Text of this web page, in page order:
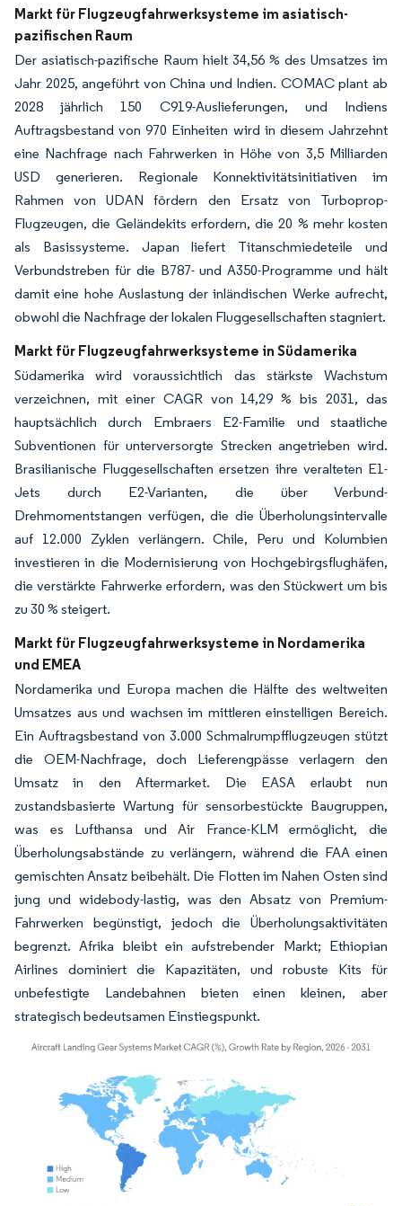
Markt für Flugzeugfahrwerksysteme im asiatisch-
pazifischen Raum
Der asiatisch-pazifische Raum hielt 34,56 % des Umsatzes im
Jahr 2025, angeführt von China und Indien. COMAC plant ab
2028 jährlich 150 C919-Auslieferungen, und Indiens
Auftragsbestand von 970 Einheiten wird in diesem Jahrzehnt
eine Nachfrage nach Fahrwerken in Höhe von 3,5 Milliarden
USD generieren. Regionale Konnektivitätsinitiativen im
Rahmen von UDAN fördern den Ersatz von Turboprop-
Flugzeugen, die Geländekits erfordern, die 20 % mehr kosten
als Basissysteme. Japan liefert Titanschmiedeteile und
Verbundstreben für die B787- und A350-Programme und hält
damit eine hohe Auslastung der inländischen Werke aufrecht,
obwohl die Nachfrage der lokalen Fluggesellschaften stagniert.
Markt für Flugzeugfahrwerksysteme in Südamerika
Südamerika wird voraussichtlich das stärkste Wachstum
verzeichnen, mit einer CAGR von 14,29 % bis 2031, das
hauptsächlich durch Embraers E2-Familie und staatliche
Subventionen für unterversorgte Strecken angetrieben wird.
Brasilianische Fluggesellschaften ersetzen ihre veralteten E1-
Jets durch E2-Varianten, die über Verbund-
Drehmomentstangen verfügen, die die Überholungsintervalle
auf 12.000 Zyklen verlängern. Chile, Peru und Kolumbien
investieren in die Modernisierung von Hochgebirgsflughäfen,
die verstärkte Fahrwerke erfordern, was den Stückwert um bis
zu 30 % steigert.
Markt für Flugzeugfahrwerksysteme in Nordamerika
und EMEA
Nordamerika und Europa machen die Hälfte des weltweiten
Umsatzes aus und wachsen im mittleren einstelligen Bereich.
Ein Auftragsbestand von 3.000 Schmalrumpfflugzeugen stützt
die OEM-Nachfrage, doch Lieferengpässe verlagern den
Umsatz in den Aftermarket. Die EASA erlaubt nun
zustandsbasierte Wartung für sensorbestückte Baugruppen,
was es Lufthansa und Air France-KLM ermöglicht, die
Überholungsabstände zu verlängern, während die FAA einen
gemischten Ansatz beibehält. Die Flotten im Nahen Osten sind
jung und widebody-lastig, was den Absatz von Premium-
Fahrwerken begünstigt, jedoch die Überholungsaktivitäten
begrenzt. Afrika bleibt ein aufstrebender Markt; Ethiopian
Airlines dominiert die Kapazitäten, und robuste Kits für
unbefestigte Landebahnen bieten einen kleinen, aber
strategisch bedeutsamen Einstiegspunkt.